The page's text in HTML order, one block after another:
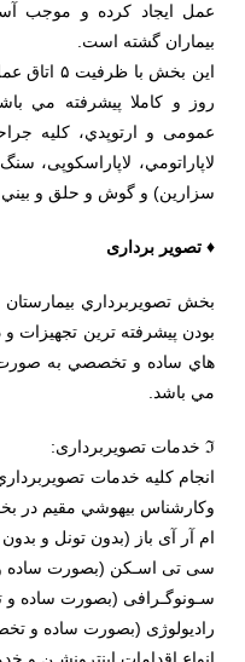
عمل ایجاد کرده و موجب
بیماران گشته است.
روز و كاملا پيشرفته مي
عمومی و ارتوپدي، کلیه
لاپاراتومي، لاپاراسكوپی،
سزارین) و گوش و حلق و
♦ تصویر برداری
بخش تصويربرداري بيمارستان
بودن پيشرفته ترين تجهيزات
هاي ساده و تخصصي به صورت
مي باشد.
ℑ خدمات تصویربرداری:
انجام كليه خدمات
وكارشناس بيهوشي مقيم در
ام آر آی باز (بدون تونل و
سی تی اسـکن (بصورت
سـونوگـرافی (بصورت ساده
رادیولوژی (بصورت ساده و